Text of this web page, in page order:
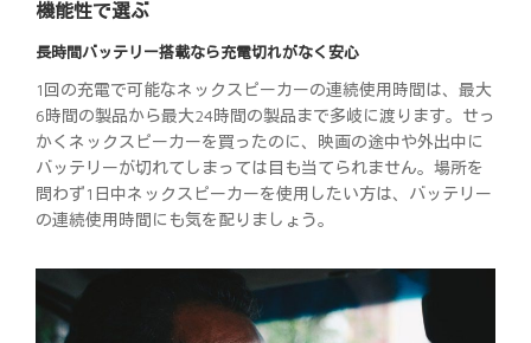
機能性で選ぶ
長時間バッテリー搭載なら充電切れがなく安心
1回の充電で可能なネックスピーカーの連続使用時間は、最大
6時間の製品から最大24時間の製品まで多岐に渡ります。せっ
かくネックスピーカーを買ったのに、映画の途中や外出中に
バッテリーが切れてしまっては目も当てられません。場所を
問わず1日中ネックスピーカーを使用したい方は、バッテリー
の連続使用時間にも気を配りましょう。